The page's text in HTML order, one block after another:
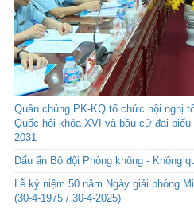
Quân chủng PK-KQ tổ chức hội nghị
Quốc hội khóa XVI và bầu cử đại
2031
Dấu ấn Bộ đội Phòng không - Không
Lễ kỷ niệm 50 năm Ngày giải phóng
(30-4-1975 / 30-4-2025)